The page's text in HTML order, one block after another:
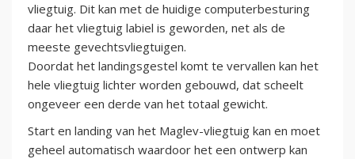
vliegtuig. Dit kan met de huidige computerbesturing
daar het vliegtuig labiel is geworden, net als de
meeste gevechtsvliegtuigen.
Doordat het landingsgestel komt te vervallen kan het
hele vliegtuig lichter worden gebouwd, dat scheelt
ongeveer een derde van het totaal gewicht.
Start en landing van het Maglev-vliegtuig kan en moet
geheel automatisch waardoor het een ontwerp kan